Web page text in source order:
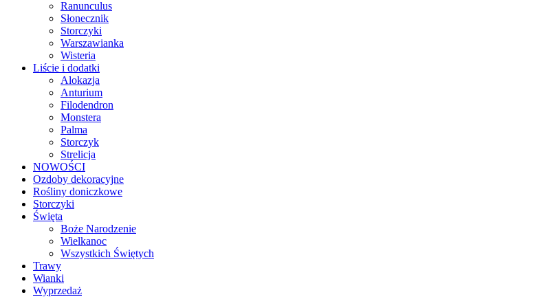
Ranunculus
Słonecznik
Storczyki
Warszawianka
Wisteria
Liście i dodatki
Alokazja
Anturium
Filodendron
Monstera
Palma
Storczyk
Strelicja
NOWOŚCI
Ozdoby dekoracyjne
Rośliny doniczkowe
Storczyki
Święta
Boże Narodzenie
Wielkanoc
Wszystkich Świętych
Trawy
Wianki
Wyprzedaż